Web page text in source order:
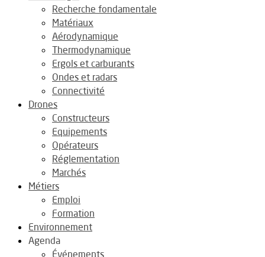
Recherche fondamentale
Matériaux
Aérodynamique
Thermodynamique
Ergols et carburants
Ondes et radars
Connectivité
Drones
Constructeurs
Equipements
Opérateurs
Réglementation
Marchés
Métiers
Emploi
Formation
Environnement
Agenda
Événements